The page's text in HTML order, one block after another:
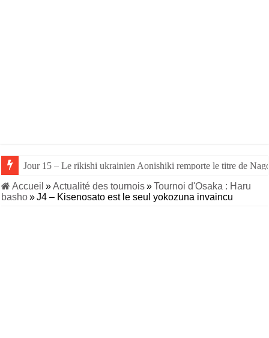
Jour 15 – Le rikishi ukrainien Aonishiki remporte le titre de
Jour 14 – Aonishiki triomphe de Takerufuji et se rapproche du
Accueil »Actualité des tournois»Tournoi d'Osaka : Haru
basho»J4 – Kisenosato est le seul yokozuna invaincu